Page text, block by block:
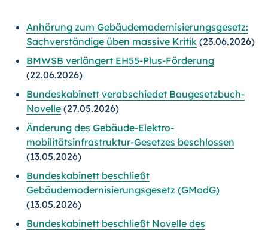
Anhörung zum Gebäude­modernisierungs­gesetz:
Sachverständige üben massive Kritik (23.06.2026)
BMWSB verlängert EH55-Plus-Förderung
(22.06.2026)
Bundeskabinett verabschiedet Baugesetzbuch-
Novelle (27.05.2026)
Änderung des Gebäude-Elektro­
mobilitätsinfrastruktur-Gesetzes beschlossen
(13.05.2026)
Bundeskabinett beschließt
Gebäudemodernisierungs­gesetz (GModG)
(13.05.2026)
Bundeskabinett beschließt Novelle des